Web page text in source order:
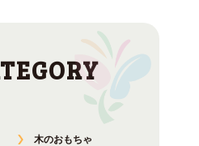
木のおもちゃ